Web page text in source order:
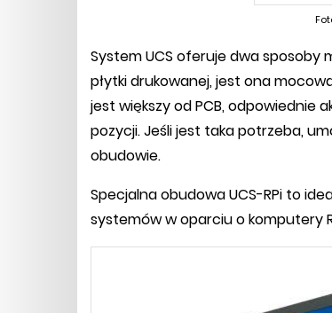
System UCS oferuje dwa sposoby
płytki drukowanej, jest ona
jest większy od PCB, odpowiednie
pozycji. Jeśli jest taka potrzeba,
obudowie.
Specjalna obudowa UCS-RPi to
systemów w oparciu o komputery